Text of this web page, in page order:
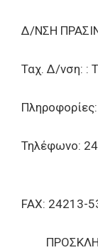
Δ/ΝΣΗ
Ταχ. Δ/
FAX: